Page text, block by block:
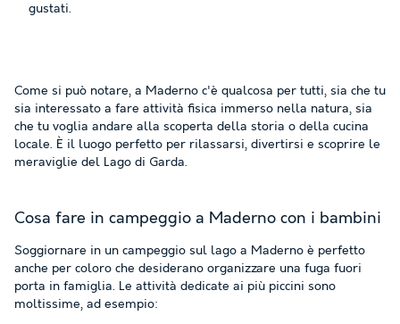
gustati.
Come si può notare, a Maderno c'è qualcosa per tutti, sia che tu
sia interessato a fare attività fisica immerso nella natura, sia
che tu voglia andare alla scoperta della storia o della cucina
locale. È il luogo perfetto per rilassarsi, divertirsi e scoprire le
meraviglie del Lago di Garda.
Cosa fare in campeggio a Maderno con i bambini
Soggiornare in un campeggio sul lago a Maderno è perfetto
anche per coloro che desiderano organizzare una fuga fuori
porta in famiglia. Le attività dedicate ai più piccini sono
moltissime, ad esempio: